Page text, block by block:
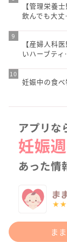
【管理栄養
飲んでも大
【産婦人科
いハーブテ
妊娠中の食
ま